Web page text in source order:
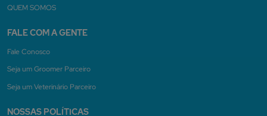
QUEM SOMOS
FALE COM A GENTE
Fale Conosco
Seja um Groomer Parceiro
Seja um Veterinário Parceiro
NOSSAS POLÍTICAS